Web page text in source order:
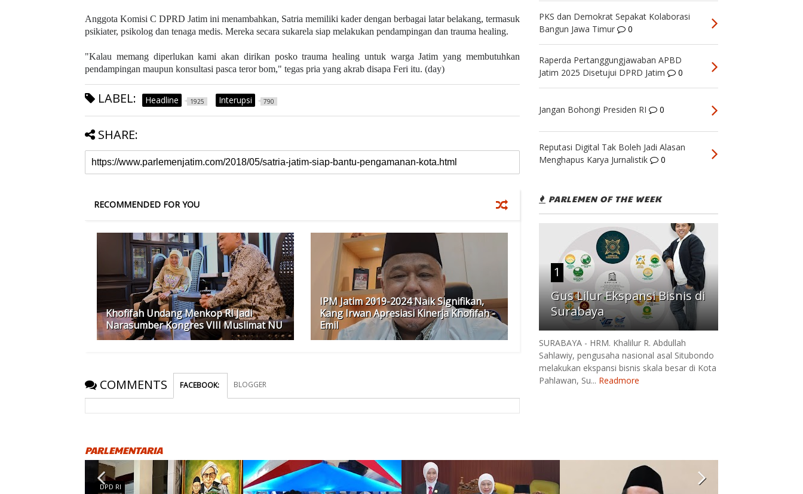
Anggota Komisi C DPRD Jatim ini menambahkan, Satria memiliki kader dengan berbagai latar belakang, termasuk
psikiater, psikolog dan tenaga medis. Mereka secara sukarela siap melakukan pendampingan dan trauma healing.
"Kalau memang diperlukan kami akan dirikan posko trauma healing untuk warga Jatim yang membutuhkan
pendampingan maupun konsultasi pasca teror bom," tegas pria yang akrab disapa Feri itu. (day)
LABEL: Headline 1925 Interupsi 790
SHARE:
RECOMMENDED FOR YOU
Khofifah Undang Menkop RI Jadi
Narasumber Kongres VIII Muslimat NU
IPM Jatim 2019-2024 Naik Signifikan,
Kang Irwan Apresiasi Kinerja Khofifah -
Emil
COMMENTS FACEBOOK: BLOGGER
PKS dan Demokrat Sepakat Kolaborasi
Bangun Jawa Timur
0
Raperda Pertanggungjawaban APBD
Jatim 2025 Disetujui DPRD Jatim
0
Jangan Bohongi Presiden RI 0
Reputasi Digital Tak Boleh Jadi Alasan
Menghapus Karya Jurnalistik
0
PARLEMEN OF THE WEEK
1
Gus Lilur Ekspansi Bisnis di
Surabaya
SURABAYA - HRM. Khalilur R. Abdullah
Sahlawiy, pengusaha nasional asal Situbondo
melakukan ekspansi bisnis skala besar di Kota
Pahlawan, Su... Readmore
PARLEMENTARIA
DPD RI